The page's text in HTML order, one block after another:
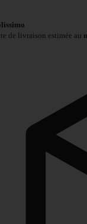
de livraison estimée au